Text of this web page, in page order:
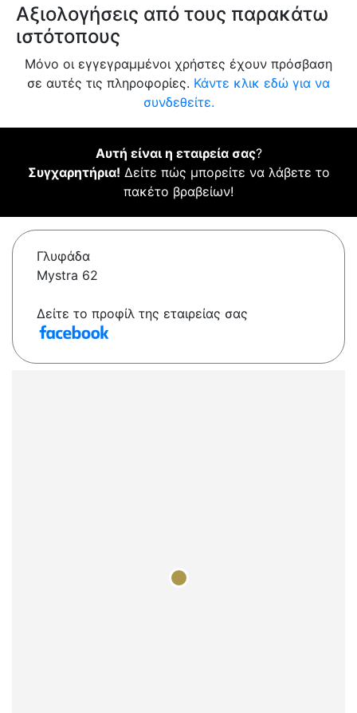
Αξιολογήσεις από τους παρακάτω
ιστότοπους
Μόνο οι εγγεγραμμένοι χρήστες έχουν πρόσβαση
σε αυτές τις πληροφορίες. Κάντε κλικ εδώ για να
συνδεθείτε.
Αυτή είναι η εταιρεία σας?
Συγχαρητήρια! Δείτε πώς μπορείτε να λάβετε το
πακέτο βραβείων!
Γλυφάδα
Mystra 62
Δείτε το προφίλ της εταιρείας σας